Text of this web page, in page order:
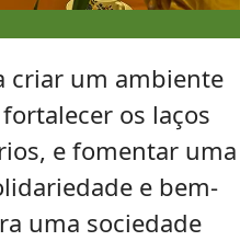
criar um ambiente
os laços
e fomentar uma
e bem-
uma sociedade